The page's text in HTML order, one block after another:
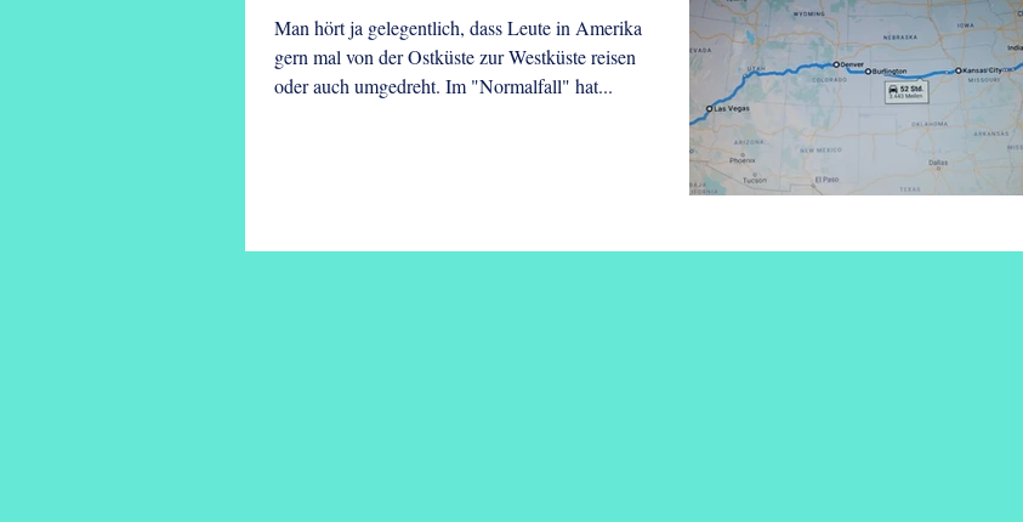
Man hört ja gelegentlich, dass Leute in Amerika
gern mal von der Ostküste zur Westküste reisen
oder auch umgedreht. Im "Normalfall" hat...